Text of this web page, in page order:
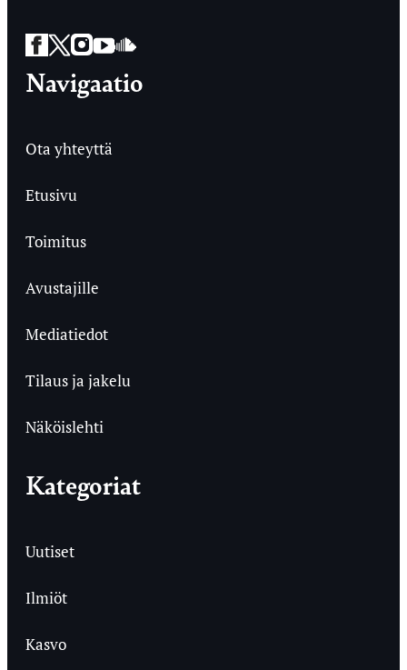
Facebook
Twitter
Instagram
YouTube
SoundCloud
Navigaatio
Ota yhteyttä
Etusivu
Toimitus
Avustajille
Mediatiedot
Tilaus ja jakelu
Näköislehti
Kategoriat
Uutiset
Ilmiöt
Kasvo